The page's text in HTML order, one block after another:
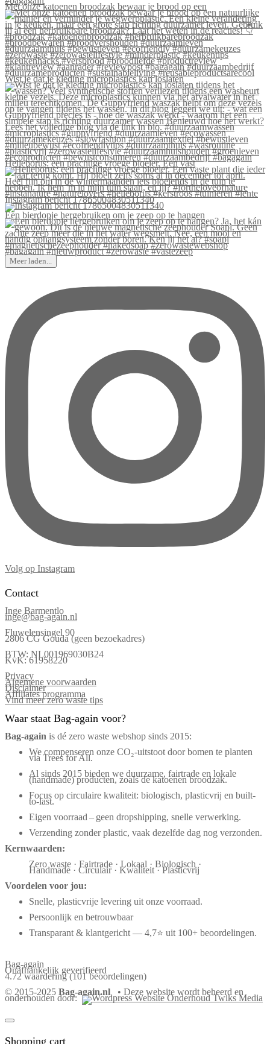
Met onze katoenen broodzak bewaar je brood op een
Wist je dat je kleding microplastics kan loslaten
Helleborus: een prachtige vroege bloeier. Een vast
Instagram bericht 17865004830511340
Een bierdopje hergebruiken om je zeep op te hangen
Meer laden...
Volg op Instagram
Contact
Inge Barmentlo
inge@bag-again.nl
Fluwelensingel 90
2806 CG Gouda (geen bezoekadres)
BTW: NL001969030B24
KvK: 61958220
Privacy
Algemene voorwaarden
Disclaimer
Affiliates programma
Vind meer zero waste tips
Waar staat Bag-again voor?
Bag‑again is dé zero waste webshop sinds 2015:
We compenseren onze CO₂-uitstoot door bomen te planten
via Trees for All.
Al sinds 2015 bieden we duurzame, fairtrade en lokale
(handmade) producten, zoals de katoenen broodzak.
Focus op circulaire kwaliteit: biologisch, plasticvrij en built-
to-last.
Eigen voorraad – geen dropshipping, snelle verwerking.
Verzending zonder plastic, vaak dezelfde dag nog verzonden.
Kernwaarden:
Zero waste · Fairtrade · Lokaal · Biologisch ·
Handmade · Circulair · Kwaliteit · Plasticvrij
Voordelen voor jou:
Snelle, plasticvrije levering uit onze voorraad.
Persoonlijk en betrouwbaar
Transparant & klantgericht — 4,7⭐ uit 100+ beoordelingen.
Bag-again
Onafhankelijk geverifieerd
4.72 waardering (101 beoordelingen)
© 2015-2025 Bag-again.nl • Deze website wordt beheerd en
onderhouden door:
Shopping cart